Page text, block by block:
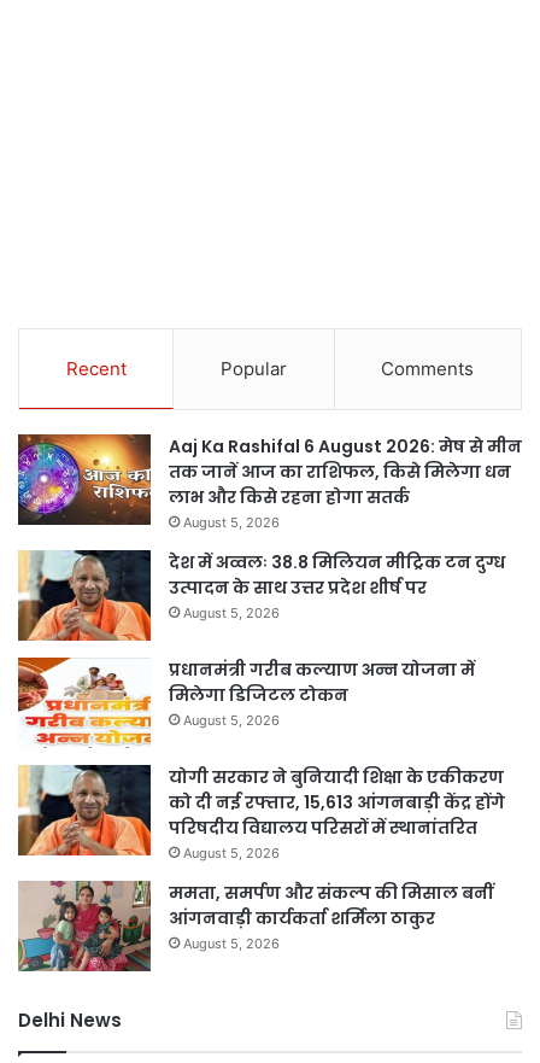
Recent Popular Comments
Aaj Ka Rashifal 6 August 2026: मेष से मीन
तक जानें आज का राशिफल, किसे मिलेगा धन
लाभ और किसे रहना होगा सतर्क
August 5, 2026
देश में अव्वलः 38.8 मिलियन मीट्रिक टन दुग्ध
उत्पादन के साथ उत्तर प्रदेश शीर्ष पर
August 5, 2026
प्रधानमंत्री गरीब कल्याण अन्न योजना में
मिलेगा डिजिटल टोकन
August 5, 2026
योगी सरकार ने बुनियादी शिक्षा के एकीकरण
को दी नई रफ्तार, 15,613 आंगनबाड़ी केंद्र होंगे
परिषदीय विद्यालय परिसरों में स्थानांतरित
August 5, 2026
ममता, समर्पण और संकल्प की मिसाल बनीं
आंगनवाड़ी कार्यकर्ता शर्मिला ठाकुर
August 5, 2026
Delhi News